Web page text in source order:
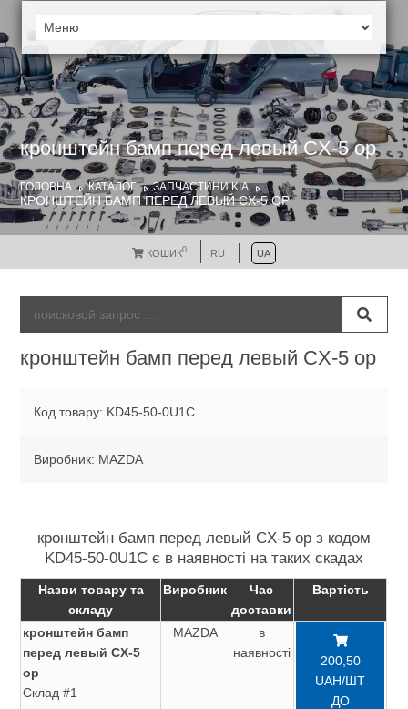
кронштейн бамп перед левый CX-5 ор
ГОЛОВНА КАТАЛОГ ЗАПЧАСТИНИ KIA
КРОНШТЕЙН БАМП ПЕРЕД ЛЕВЫЙ CX-5 ОР
КОШИК0 RU UA
кронштейн бамп перед левый CX-5 ор
Код товару: KD45-50-0U1C
Виробник: MAZDA
кронштейн бамп перед левый CX-5 ор з кодом
KD45-50-0U1C є в наявності на таких скадах
Назви товару та
складу
Виробник
Час
доставки
Вартість
кронштейн бамп
перед левый CX-5
ор
Склад #1
MAZDA
в
наявності
200,50
UAH/ШТ
ДО